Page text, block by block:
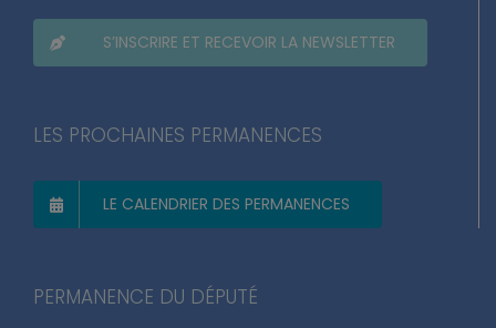
S’INSCRIRE ET RECEVOIR LA NEWSLETTER
LES PROCHAINES PERMANENCES
LE CALENDRIER DES PERMANENCES
PERMANENCE DU DÉPUTÉ